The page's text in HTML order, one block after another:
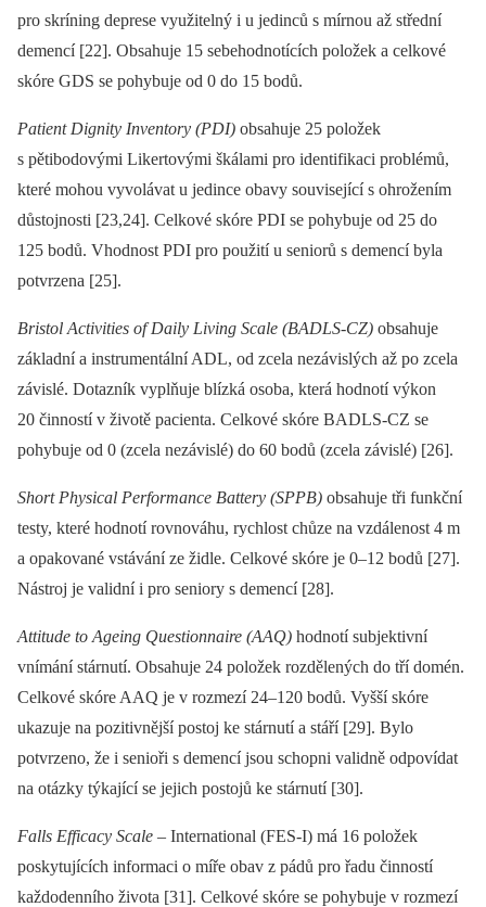
pro skríning deprese využitelný i u jedinců s mírnou až střední
demencí [22]. Obsahuje 15 sebehodnotících položek a celkové
skóre GDS se pohybuje od 0 do 15 bodů.
Patient Dignity Inventory (PDI) obsahuje 25 položek
s pětibodovými Likertovými škálami pro identifikaci problémů,
které mohou vyvolávat u jedince obavy související s ohrožením
důstojnosti [23,24]. Celkové skóre PDI se pohybuje od 25 do
125 bodů. Vhodnost PDI pro použití u seniorů s demencí byla
potvrzena [25].
Bristol Activities of Daily Living Scale (BADLS-CZ) obsahuje
základní a instrumentální ADL, od zcela nezávislých až po zcela
závislé. Dotazník vyplňuje blízká osoba, která hodnotí výkon
20 činností v životě pacienta. Celkové skóre BADLS-CZ se
pohybuje od 0 (zcela nezávislé) do 60 bodů (zcela závislé) [26].
Short Physical Performance Battery (SPPB) obsahuje tři funkční
testy, které hodnotí rovnováhu, rychlost chůze na vzdálenost 4 m
a opakované vstávání ze židle. Celkové skóre je 0–12 bodů [27].
Nástroj je validní i pro seniory s demencí [28].
Attitude to Ageing Questionnaire (AAQ) hodnotí subjektivní
vnímání stárnutí. Obsahuje 24 položek rozdělených do tří domén.
Celkové skóre AAQ je v rozmezí 24–120 bodů. Vyšší skóre
ukazuje na pozitivnější postoj ke stárnutí a stáří [29]. Bylo
potvrzeno, že i senioři s demencí jsou schopni validně odpovídat
na otázky týkající se jejich postojů ke stárnutí [30].
Falls Efficacy Scale –⁠ International (FES-I) má 16 položek
poskytujících informaci o míře obav z pádů pro řadu činností
každodenního života [31]. Celkové skóre se pohybuje v rozmezí